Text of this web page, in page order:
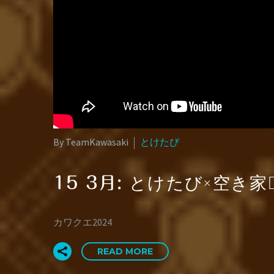
By TeamKawasaki とけたび
15 3月: とけたび×空き家
カワクエ2024
READ MORE